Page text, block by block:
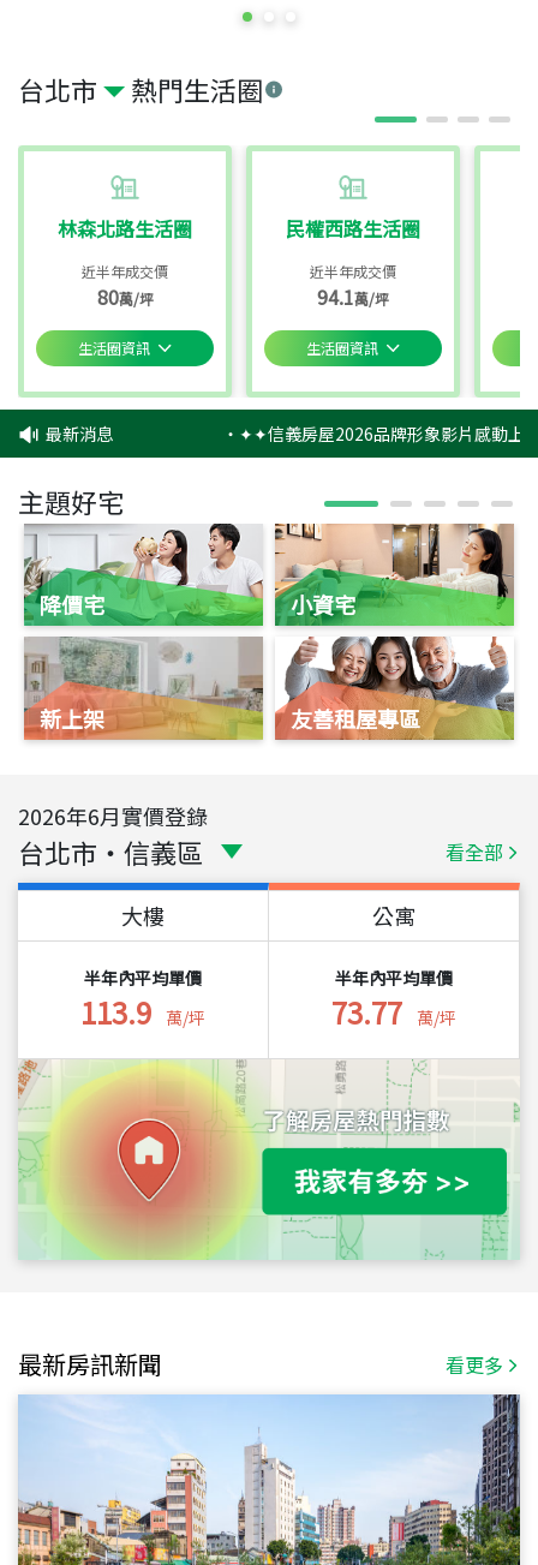
台北市 熱門生活圈
林森北路生活圈
近半年成交價
80萬/坪
生活圈資訊
民權西路生活圈
近半年成交價
94.1萬/坪
生活圈資訊
最新消息 ‧✦✦信義房屋2026品牌形象影片感動上
主題好宅
降價宅
新上架
小資宅
友善租屋專區
2026年6月實價登錄
台北市 ・ 信義區 看全部
大樓
半年內平均單價
113.9 萬/坪
公寓
半年內平均單價
73.77 萬/坪
最新房訊新聞 看更多